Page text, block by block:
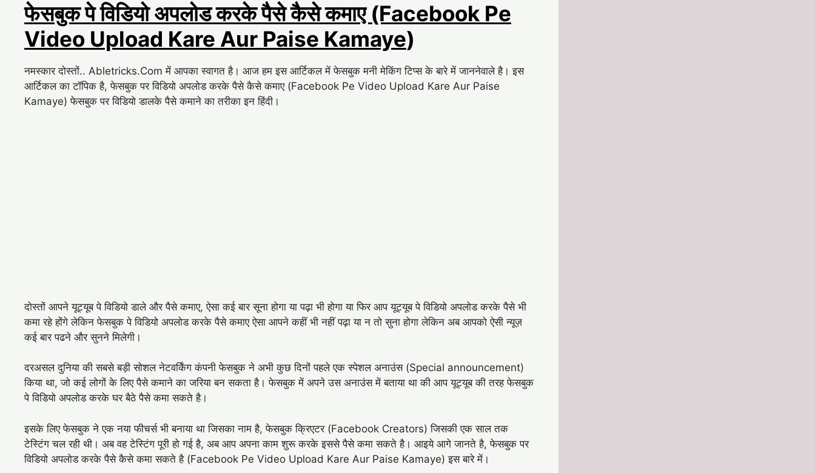
फेसबुक पे विडियो अपलोड करके पैसे कैसे कमाए (Facebook Pe
Video Upload Kare Aur Paise Kamaye)
नमस्कार दोस्तों.. Abletricks.Com में आपका स्वागत है। आज हम इस आर्टिकल में फेसबुक मनी मेकिंग टिप्स के बारे में जाननेवाले है। इस
आर्टिकल का टॉपिक है, फेसबुक पर विडियो अपलोड करके पैसे कैसे कमाए (Facebook Pe Video Upload Kare Aur Paise
Kamaye) फेसबुक पर विडियो डालके पैसे कमाने का तरीका इन हिंदी।
दोस्तों आपने यूट्यूब पे विडियो डाले और पैसे कमाए, ऐसा कई बार सूना होगा या पढ़ा भी होगा या फिर आप यूट्यूब पे विडियो अपलोड करके पैसे भी
कमा रहे होंगे लेकिन फेसबुक पे विडियो अपलोड करके पैसे कमाए ऐसा आपने कहीं भी नहीं पढ़ा या न तो सुना होगा लेकिन अब आपको ऐसी न्यूज़
कई बार पढने और सुनने मिलेगी।
दरअसल दुनिया की सबसे बड़ी सोशल नेटवर्किंग कंपनी फेसबुक ने अभी कुछ दिनों पहले एक स्पेशल अनाउंस (Special announcement)
किया था, जो कई लोगों के लिए पैसे कमाने का जरिया बन सकता है। फेसबुक में अपने उस अनाउंस में बताया था की आप यूट्यूब की तरह फेसबुक
पे विडियो अपलोड करके घर बैठे पैसे कमा सकते है।
इसके लिए फेसबुक ने एक नया फीचर्स भी बनाया था जिसका नाम है, फेसबुक क्रिएटर (Facebook Creators) जिसकी एक साल तक
टेस्टिंग चल रही थी। अब वह टेस्टिंग पूरी हो गई है, अब आप अपना काम शुरू करके इससे पैसे कमा सकते है। आइये आगे जानते है, फेसबुक पर
विडियो अपलोड करके पैसे कैसे कमा सकते है (Facebook Pe Video Upload Kare Aur Paise Kamaye) इस बारे में।